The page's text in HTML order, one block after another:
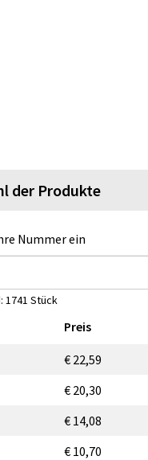
der Produkte
Nummer ein
1741 Stück
Preis
€ 22,59
€ 20,30
€ 14,08
€ 10,70